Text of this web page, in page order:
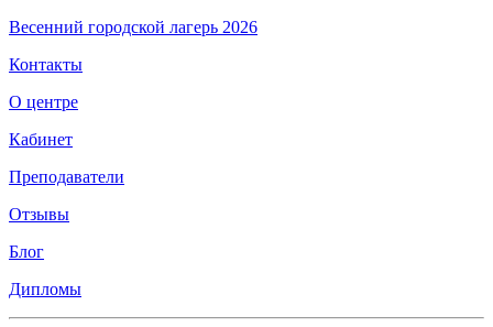
Весенний городской лагерь 2026
Контакты
О центре
Кабинет
Преподаватели
Отзывы
Блог
Дипломы